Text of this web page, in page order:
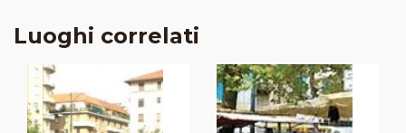
Luoghi correlati